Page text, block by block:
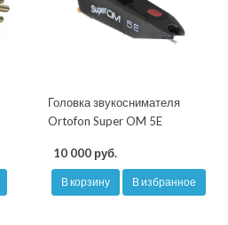
Головка звукоснимателя
Ortofon Super OM 5E
10 000 руб.
В корзину В избранное